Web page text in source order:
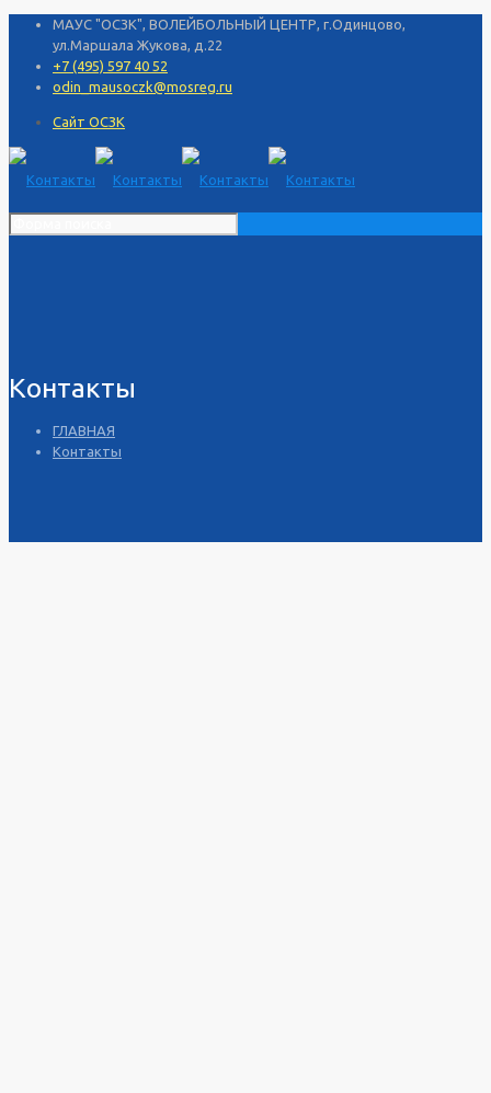
МАУС "ОСЗК", ВОЛЕЙБОЛЬНЫЙ ЦЕНТР, г.Одинцово,
ул.Маршала Жукова, д.22
+7 (495) 597 40 52
odin_mausoczk@mosreg.ru
Сайт ОСЗК
Контакты
ГЛАВНАЯ
Контакты